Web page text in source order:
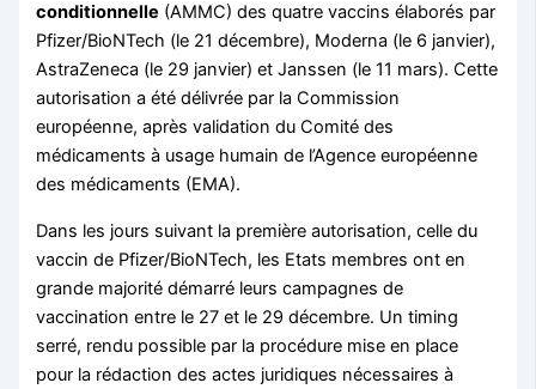
conditionnelle (AMMC) des quatre vaccins élaborés par
Pfizer/BioNTech (le 21 décembre), Moderna (le 6 janvier),
AstraZeneca (le 29 janvier) et Janssen (le 11 mars). Cette
autorisation a été délivrée par la Commission
européenne, après validation du Comité des
médicaments à usage humain de l’Agence européenne
des médicaments (EMA).
Dans les jours suivant la première autorisation, celle du
vaccin de Pfizer/BioNTech, les Etats membres ont en
grande majorité démarré leurs campagnes de
vaccination entre le 27 et le 29 décembre. Un timing
serré, rendu possible par la procédure mise en place
pour la rédaction des actes juridiques nécessaires à